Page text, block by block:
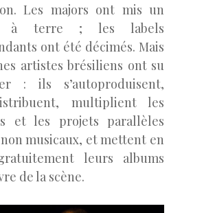
Les majors ont mis un
à terre ; les labels
ont été décimés. Mais
artistes brésiliens ont su
: ils s’autoproduisent,
multiplient les
et les projets parallèles
musicaux, et mettent en
leurs albums
de la scène.